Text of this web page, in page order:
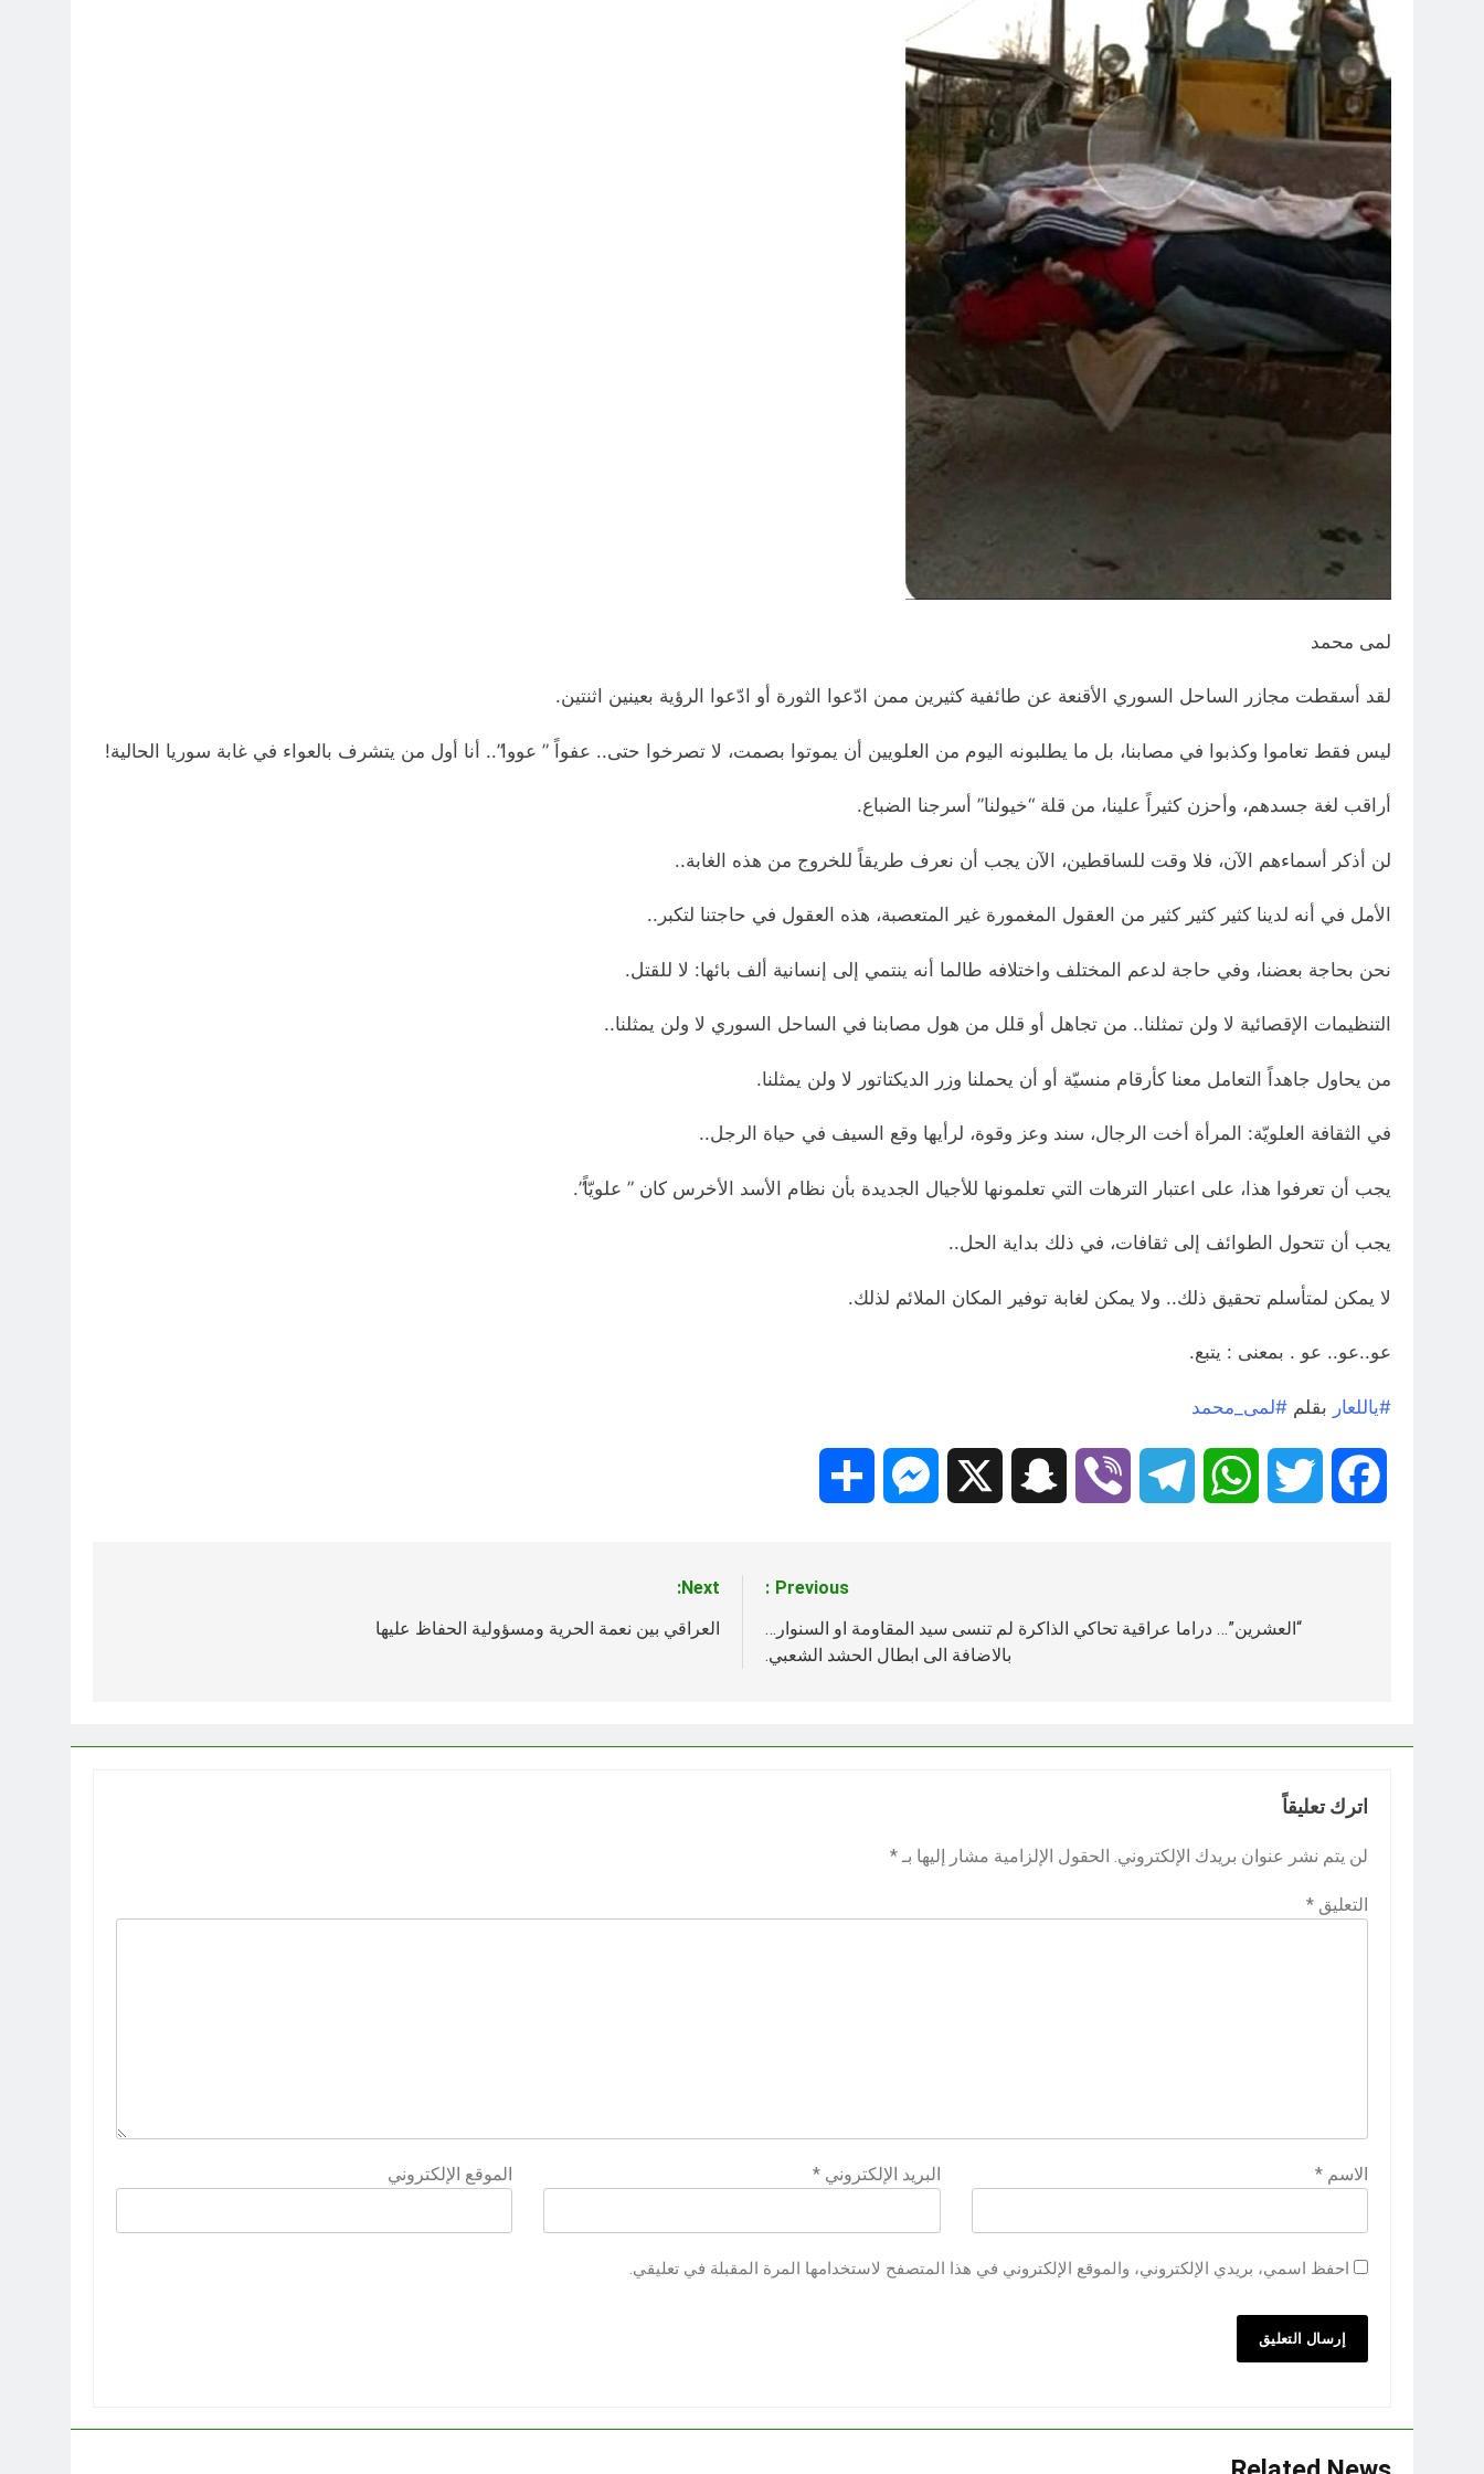
لمى محمد
لقد أسقطت مجازر الساحل السوري الأقنعة عن طائفية كثيرين ممن ادّعوا الثورة أو ادّعوا الرؤية بعينين اثنتين.
ليس فقط تعاموا وكذبوا في مصابنا، بل ما يطلبونه اليوم من العلويين أن يموتوا بصمت، لا تصرخوا حتى.. عفواً ” عووا”.. أنا أول من يتشرف بالعواء في غابة سوريا الحالية!
أراقب لغة جسدهم، وأحزن كثيراً علينا، من قلة “خيولنا” أسرجنا الضباع.
لن أذكر أسماءهم الآن، فلا وقت للساقطين، الآن يجب أن نعرف طريقاً للخروج من هذه الغابة..
الأمل في أنه لدينا كثير كثير كثير من العقول المغمورة غير المتعصبة، هذه العقول في حاجتنا لتكبر..
نحن بحاجة بعضنا، وفي حاجة لدعم المختلف واختلافه طالما أنه ينتمي إلى إنسانية ألف بائها: لا للقتل.
التنظيمات الإقصائية لا ولن تمثلنا.. من تجاهل أو قلل من هول مصابنا في الساحل السوري لا ولن يمثلنا..
من يحاول جاهداً التعامل معنا كأرقام منسيّة أو أن يحملنا وزر الديكتاتور لا ولن يمثلنا.
في الثقافة العلويّة: المرأة أخت الرجال، سند وعز وقوة، لرأيها وقع السيف في حياة الرجل..
يجب أن تعرفوا هذا، على اعتبار الترهات التي تعلمونها للأجيال الجديدة بأن نظام الأسد الأخرس كان ” علويّاً”.
يجب أن تتحول الطوائف إلى ثقافات، في ذلك بداية الحل..
لا يمكن لمتأسلم تحقيق ذلك.. ولا يمكن لغابة توفير المكان الملائم لذلك.
عو..عو.. عو . بمعنى : يتبع.
#ياللعار بقلم #لمى_محمد
Facebook
Twitter
WhatsApp
Telegram
Viber
Snapchat
Messenger
المقالات
Previous:
“العشرين”… دراما عراقية تحاكي الذاكرة لم تنسى سيد المقاومة او السنوار…
بالاضافة الى ابطال الحشد الشعبي.
Next:
العراقي بين نعمة الحرية ومسؤولية الحفاظ عليها
اترك تعليقاً
لن يتم نشر عنوان بريدك الإلكتروني. الحقول الإلزامية مشار إليها بـ *
التعليق *
الاسم * البريد الإلكتروني* الموقع الإلكتروني
احفظ اسمي، بريدي الإلكتروني، والموقع الإلكتروني في هذا المتصفح لاستخدامها المرة المقبلة في تعليقي.